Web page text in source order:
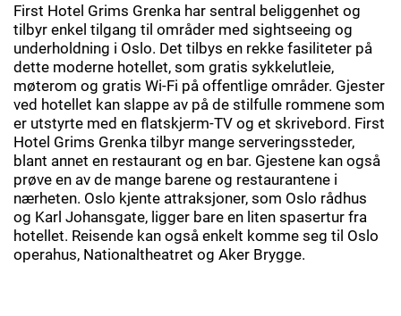
First Hotel Grims Grenka har sentral beliggenhet og
tilbyr enkel tilgang til områder med sightseeing og
underholdning i Oslo. Det tilbys en rekke fasiliteter på
dette moderne hotellet, som gratis sykkelutleie,
møterom og gratis Wi-Fi på offentlige områder. Gjester
ved hotellet kan slappe av på de stilfulle rommene som
er utstyrte med en flatskjerm-TV og et skrivebord. First
Hotel Grims Grenka tilbyr mange serveringssteder,
blant annet en restaurant og en bar. Gjestene kan også
prøve en av de mange barene og restaurantene i
nærheten. Oslo kjente attraksjoner, som Oslo rådhus
og Karl Johansgate, ligger bare en liten spasertur fra
hotellet. Reisende kan også enkelt komme seg til Oslo
operahus, Nationaltheatret og Aker Brygge.